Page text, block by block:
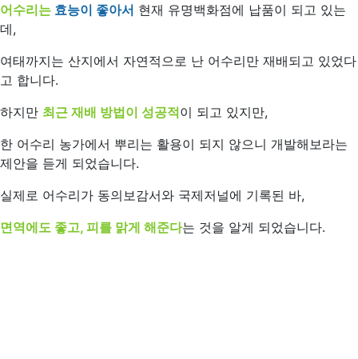
어수리는 효능이 좋아서 현재 유명백화점에 납품이 되고 있는
데,
여태까지는 산지에서 자연적으로 난 어수리만 재배되고 있었다
고 합니다.
하지만 최근 재배 방법이 성공적이 되고 있지만,
한 어수리 농가에서 뿌리는 활용이 되지 않으니 개발해보라는
제안을 듣게 되었습니다.
실제로 어수리가 동의보감서와 국제저널에 기록된 바,
면역에도 좋고, 피를 맑게 해준다는 것을 알게 되었습니다.